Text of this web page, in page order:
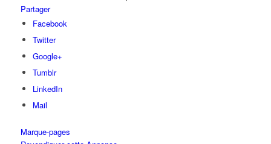
Partager
Facebook
Twitter
Google+
Tumblr
LinkedIn
Mail
Marque-pages